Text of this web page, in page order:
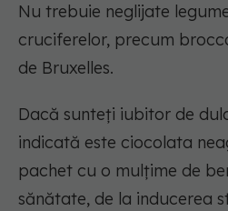
Nu trebuie neglijate
cruciferelor, precum
de Bruxelles.
Dacă sunteți iubitor de
indicată este ciocolata
pachet cu o mulțime de
sănătate, de la inducerea